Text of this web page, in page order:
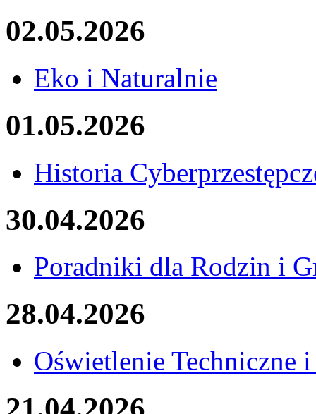
02.05.2026
Eko i Naturalnie
01.05.2026
Historia
30.04.2026
Poradniki dla Rodzin i
28.04.2026
Oświetlenie Techniczne i